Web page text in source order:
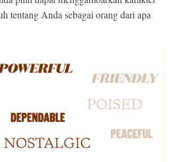
tentang Anda sebagai orang dari apa